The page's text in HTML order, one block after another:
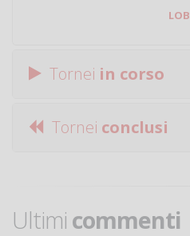
LOB
Tornei in corso
Tornei conclusi
Ultimi commenti